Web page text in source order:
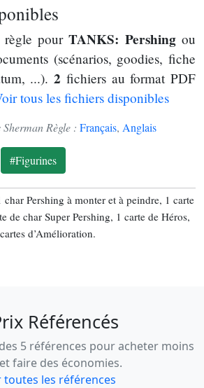
règle pourTANKS: Pershingou
(scénarios, goodies, fiche
...).2 fichiers au format PDF
tous les fichiers disponibles
Règle : Français, Anglais
#Figurines
char Pershing à monter et à peindre, 1 carte
de char Super Pershing, 1 carte de Héros,
d’Amélioration.
Référencés
5 références pour acheter moins
faire des économies.
toutes les références